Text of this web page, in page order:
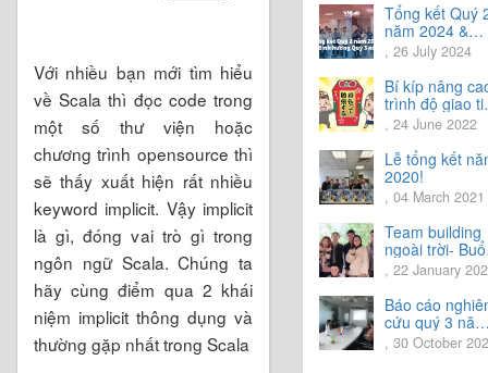
Với nhiều bạn mới tìm hiểu
về Scala thì đọc code trong
một số thư viện hoặc
chương trình opensource thì
sẽ thấy xuất hiện rất nhiều
keyword implicit. Vậy implicit
là gì, đóng vai trò gì trong
ngôn ngữ Scala. Chúng ta
hãy cùng điểm qua 2 khái
niệm implicit thông dụng và
thường gặp nhất trong Scala
Tổng kết Quý
năm 2024 &
Chia sẻ định
hướng Quý 3
năm 2024
, 26 July 2024
Bí kíp nâng
trình độ giao
tiếng Nhật.
, 24 June 2022
Lễ tổng kết
2020!
, 04 March 2021
Team building
ngoài trời- Buổi
trải nghiệm
vời.
, 22 January
Báo cáo
cứu quý 3 năm
2020
, 30 October